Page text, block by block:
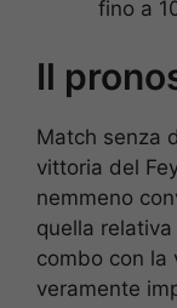
fino a
Il
Match senza
vittoria del
nemmeno
quella
combo con la
veramente